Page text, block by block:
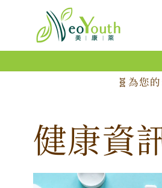
跳至內
🧬為您
健康資